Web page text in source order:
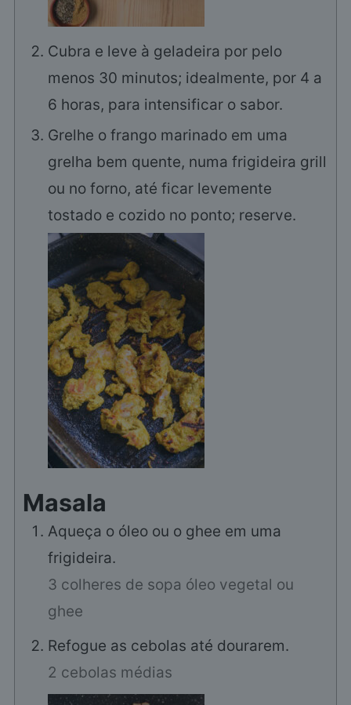
Cubra e leve à geladeira por pelo
menos 30 minutos; idealmente, por 4 a
6 horas, para intensificar o sabor.
Grelhe o frango marinado em uma
grelha bem quente, numa frigideira grill
ou no forno, até ficar levemente
tostado e cozido no ponto; reserve.
Masala
Aqueça o óleo ou o ghee em uma
frigideira.
3 colheres de sopa óleo vegetal ou
ghee
Refogue as cebolas até dourarem.
2 cebolas médias